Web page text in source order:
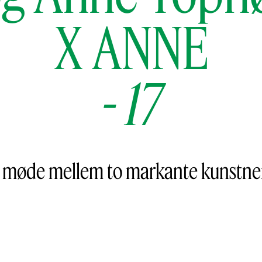
X ANNE
-17
mellem to markante